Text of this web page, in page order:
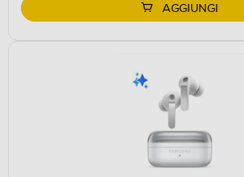
AGGIUNGI